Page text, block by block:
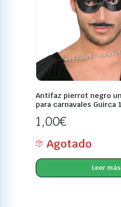
Antifaz pierrot negro
para carnavales Guirca
1,00€
Agotado
Leer más